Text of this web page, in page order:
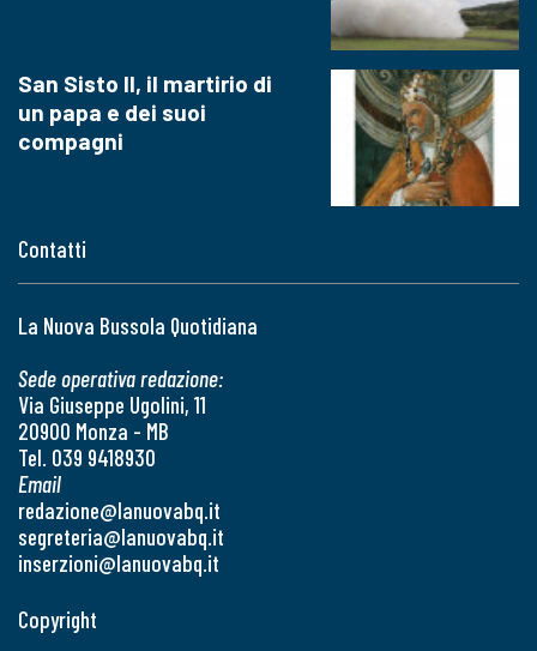
Contatti
La Nuova Bussola Quotidiana
Sede operativa redazione:
Via Giuseppe Ugolini, 11
20900 Monza - MB
Tel. 039 9418930
Email
redazione@lanuovabq.it
segreteria@lanuovabq.it
inserzioni@lanuovabq.it
San Sisto II, il martirio di
un papa e dei suoi
compagni
Copyright